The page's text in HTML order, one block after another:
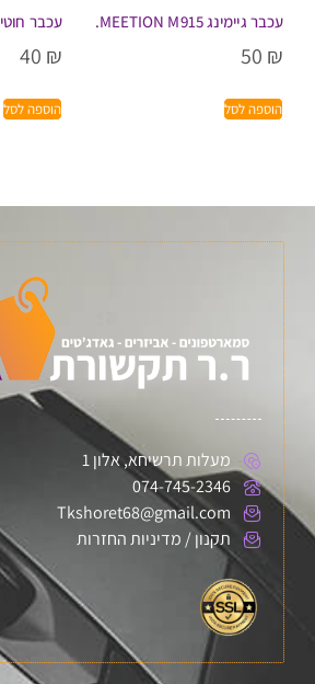
עכבר גיימינג MEETION M915.
50 ₪
הוספה לסל
עכבר חוטי GM-206
40 ₪
הוספה לסל
מעלות תרשיחא, אלון 1
074-745-2346
Tkshoret68@gmail.com
תקנון / מדיניות החזרות